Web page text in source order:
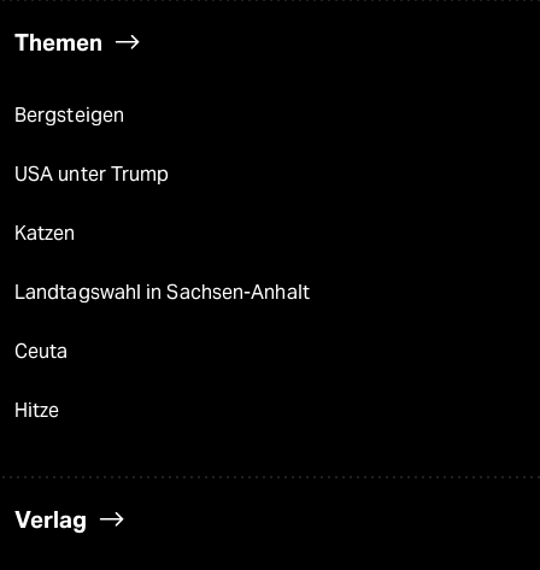
Themen
Bergsteigen
USA unter Trump
Katzen
Landtagswahl in Sachsen-Anhalt
Ceuta
Hitze
Verlag